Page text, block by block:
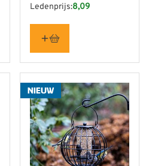
Ledenprijs:8,09
NIEUW